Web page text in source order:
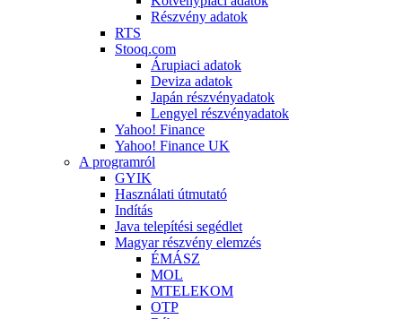
Részvény adatok
RTS
Stooq.com
Árupiaci adatok
Deviza adatok
Japán részvényadatok
Lengyel részvényadatok
Yahoo! Finance
Yahoo! Finance UK
A programról
GYIK
Használati útmutató
Indítás
Java telepítési segédlet
Magyar részvény elemzés
ÉMÁSZ
MOL
MTELEKOM
OTP